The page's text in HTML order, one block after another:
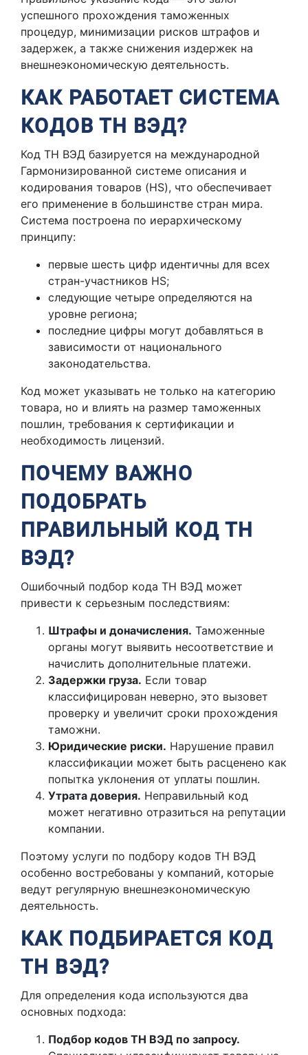
успешного прохождения таможенных
процедур, минимизации рисков штрафов и
задержек, а также снижения издержек на
внешнеэкономическую деятельность.
КАК РАБОТАЕТ СИСТЕМА
КОДОВ ТН ВЭД?
Код ТН ВЭД базируется на международной
Гармонизированной системе описания и
кодирования товаров (HS), что обеспечивает
его применение в большинстве стран мира.
Система построена по иерархическому
принципу:
первые шесть цифр идентичны для всех
стран-участников HS;
следующие четыре определяются на
уровне региона;
последние цифры могут добавляться в
зависимости от национального
законодательства.
Код может указывать не только на категорию
товара, но и влиять на размер таможенных
пошлин, требования к сертификации и
необходимость лицензий.
ПОЧЕМУ ВАЖНО
ПОДОБРАТЬ
ПРАВИЛЬНЫЙ КОД ТН
ВЭД?
Ошибочный подбор кода ТН ВЭД может
привести к серьезным последствиям:
Штрафы и доначисления. Таможенные
органы могут выявить несоответствие и
начислить дополнительные платежи.
Задержки груза. Если товар
классифицирован неверно, это вызовет
проверку и увеличит сроки прохождения
таможни.
Юридические риски. Нарушение правил
классификации может быть расценено как
попытка уклонения от уплаты пошлин.
Утрата доверия. Неправильный код
может негативно отразиться на репутации
компании.
Поэтому услуги по подбору кодов ТН ВЭД
особенно востребованы у компаний, которые
ведут регулярную внешнеэкономическую
деятельность.
КАК ПОДБИРАЕТСЯ КОД
ТН ВЭД?
Для определения кода используются два
основных подхода:
Подбор кодов ТН ВЭД по запросу.